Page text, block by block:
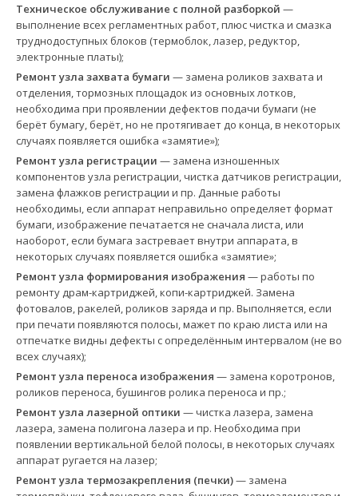
Техническое обслуживание с полной разборкой —
выполнение всех регламентных работ, плюс чистка и смазка
труднодоступных блоков (термоблок, лазер, редуктор,
электронные платы);
Ремонт узла захвата бумаги — замена роликов захвата и
отделения, тормозных площадок из основных лотков,
необходима при проявлении дефектов подачи бумаги (не
берёт бумагу, берёт, но не протягивает до конца, в некоторых
случаях появляется ошибка «замятие»);
Ремонт узла регистрации — замена изношенных
компонентов узла регистрации, чистка датчиков регистрации,
замена флажков регистрации и пр. Данные работы
необходимы, если аппарат неправильно определяет формат
бумаги, изображение печатается не сначала листа, или
наоборот, если бумага застревает внутри аппарата, в
некоторых случаях появляется ошибка «замятие»;
Ремонт узла формирования изображения — работы по
ремонту драм-картриджей, копи-картриджей. Замена
фотовалов, ракелей, роликов заряда и пр. Выполняется, если
при печати появляются полосы, мажет по краю листа или на
отпечатке видны дефекты с определённым интервалом (не во
всех случаях);
Ремонт узла переноса изображения — замена коротронов,
роликов переноса, бушингов ролика переноса и пр.;
Ремонт узла лазерной оптики — чистка лазера, замена
лазера, замена полигона лазера и пр. Необходима при
появлении вертикальной белой полосы, в некоторых случаях
аппарат ругается на лазер;
Ремонт узла термозакрепления (печки)— замена